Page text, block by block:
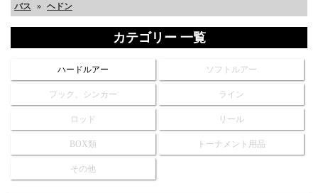
バス » ヘドン
カテゴリー 一覧
ハードルアー ソフトルアー
フック、シンカー ライン
ロッド リール
BOX類 トーナメント用品
その他